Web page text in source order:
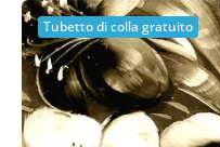
Tubetto di colla gratuito